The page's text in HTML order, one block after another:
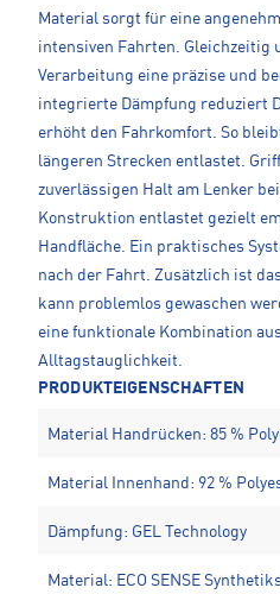
Material sorgt für eine
intensiven Fahrten. Gleichzeitig
Verarbeitung eine präzise und
integrierte Dämpfung reduziert
erhöht den Fahrkomfort. So
längeren Strecken entlastet.
zuverlässigen Halt am Lenker
Konstruktion entlastet gezielt
Handfläche. Ein praktisches
nach der Fahrt. Zusätzlich ist
kann problemlos gewaschen
eine funktionale Kombination
Alltagstauglichkeit.
PRODUKTEIGENSCHAFTEN
Material Handrücken: 85 %
Material Innenhand: 92 %
Dämpfung: GEL Technology
Material: ECO SENSE